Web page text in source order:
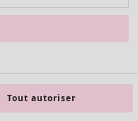
Tout autoriser